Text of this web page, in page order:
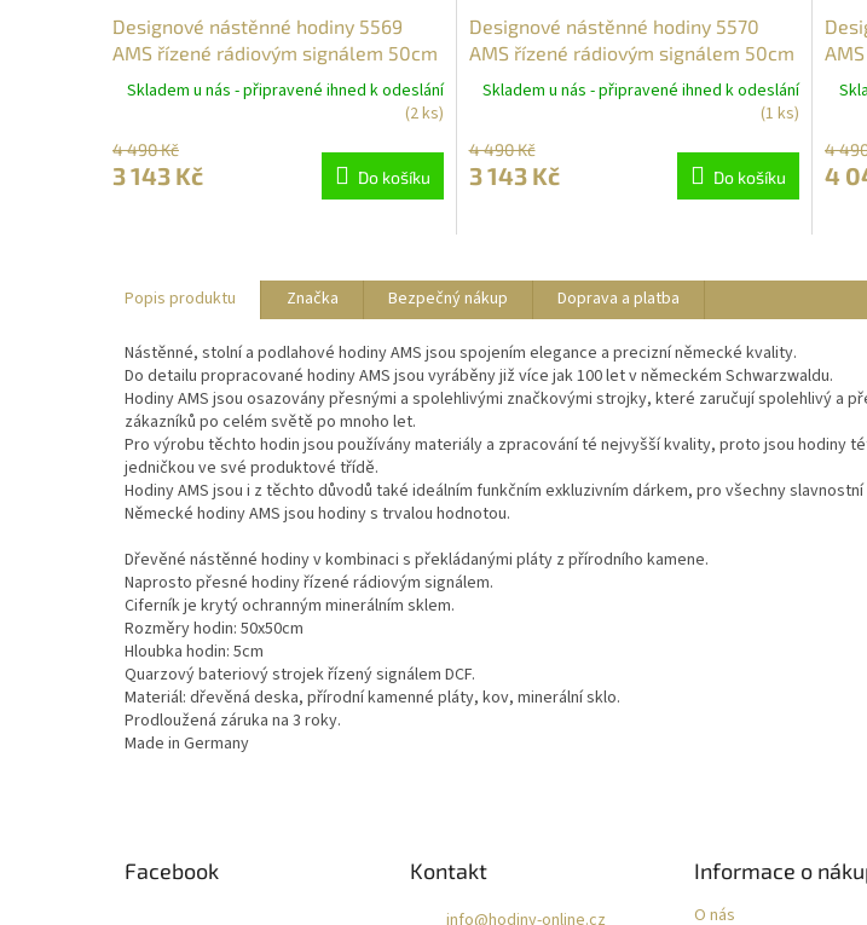
Designové nástěnné hodiny 5569
AMS řízené rádiovým signálem 50cm
Skladem u nás - připravené ihned k odeslání
(2 ks)
4 490 Kč
3 143 Kč Do košíku
Designové nástěnné hodiny 5570
AMS řízené rádiovým signálem 50cm
Skladem u nás - připravené ihned k odeslání
(1 ks)
4 490 Kč
3 143 Kč Do košíku
4
4
Popis produktu Značka Bezpečný nákup Doprava a platba
Nástěnné, stolní a podlahové hodiny AMS jsou spojením elegance a precizní německé kvality.
Do detailu propracované hodiny AMS jsou vyráběny již více jak 100 let v německém Schwarzwaldu.
Hodiny AMS jsou osazovány přesnými a spolehlivými značkovými strojky, které zaručují spolehlivý a
zákazníků po celém světě po mnoho let.
Pro výrobu těchto hodin jsou používány materiály a zpracování té nejvyšší kvality, proto jsou hodiny
jedničkou ve své produktové třídě.
Hodiny AMS jsou i z těchto důvodů také ideálním funkčním exkluzivním dárkem, pro všechny
Německé hodiny AMS jsou hodiny s trvalou hodnotou.
Dřevěné nástěnné hodiny v kombinaci s překládanými pláty z přírodního kamene.
Naprosto přesné hodiny řízené rádiovým signálem.
Ciferník je krytý ochranným minerálním sklem.
Rozměry hodin: 50x50cm
Hloubka hodin: 5cm
Quarzový bateriový strojek řízený signálem DCF.
Materiál: dřevěná deska, přírodní kamenné pláty, kov, minerální sklo.
Prodloužená záruka na 3 roky.
Made in Germany
Facebook Kontakt
info@hodiny-online.cz
Informace o
O nás